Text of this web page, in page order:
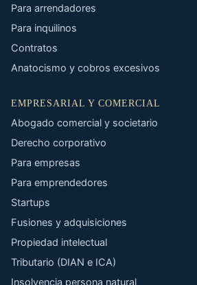
Para arrendadores
Para inquilinos
Contratos
Anatocismo y cobros excesivos
EMPRESARIAL Y COMERCIAL
Abogado comercial y societario
Derecho corporativo
Para empresas
Para emprendedores
Startups
Fusiones y adquisiciones
Propiedad intelectual
Tributario (DIAN e ICA)
Insolvencia persona natural